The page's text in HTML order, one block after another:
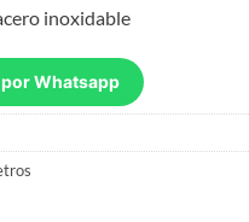
inoxidable
Whatsapp